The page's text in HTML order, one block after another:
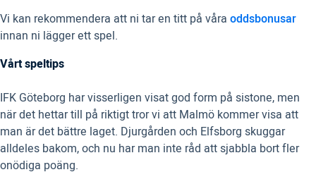
Vi kan rekommendera att ni tar en titt på våra oddsbonusar
innan ni lägger ett spel.
Vårt speltips
IFK Göteborg har visserligen visat god form på sistone, men
när det hettar till på riktigt tror vi att Malmö kommer visa att
man är det bättre laget. Djurgården och Elfsborg skuggar
alldeles bakom, och nu har man inte råd att sjabbla bort fler
onödiga poäng.